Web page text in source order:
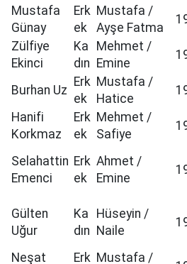
Mustafa
Günay
Erk
ek
Mustafa /
Ayşe Fatma
Zülfiye
Ekinci
Ka
dın
Mehmet /
Emine
Burhan Uz
Erk
ek
Mustafa /
Hatice
Hanifi
Korkmaz
Erk
ek
Mehmet /
Safiye
Selahattin
Emenci
Erk
ek
Ahmet /
Emine
Gülten
Uğur
Ka
dın
Hüseyin /
Naile
Neşat
Erk Mustafa /